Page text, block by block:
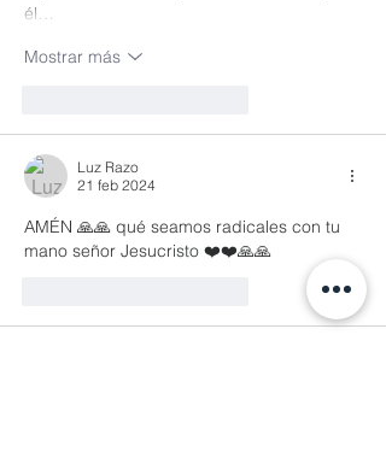
él…
Mostrar más
Luz Razo
21 feb 2024
AMÉN 🙏🙏 qué seamos radicales con tu
mano señor Jesucristo ❤️❤️🙏🙏